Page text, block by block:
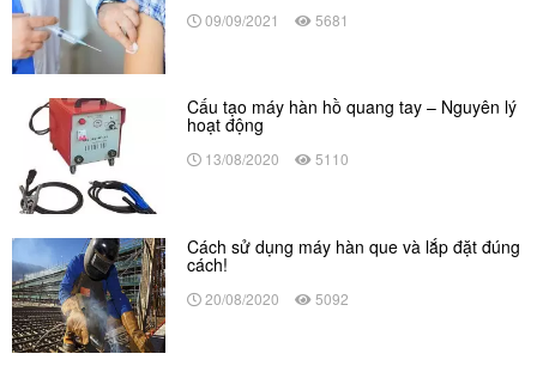
09/09/2021 5681
Cấu tạo máy hàn hồ quang tay – Nguyên lý
hoạt động
13/08/2020 5110
Cách sử dụng máy hàn que và lắp đặt đúng
cách!
20/08/2020 5092